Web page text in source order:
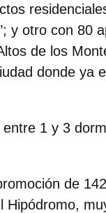
y otro con 80
de los
donde ya
entre 1 y 3
de